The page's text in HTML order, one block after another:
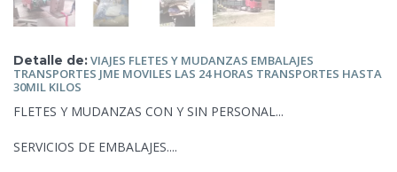
Detalle de:VIAJES FLETES Y MUDANZAS EMBALAJES
TRANSPORTES JME MOVILES LAS 24 HORAS TRANSPORTES HASTA
30MIL KILOS
FLETES Y MUDANZAS CON Y SIN PERSONAL...
SERVICIOS DE EMBALAJES....